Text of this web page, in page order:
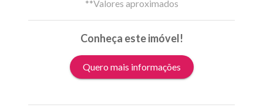
**Valores aproximados
Conheça este imóvel!
Quero mais informações